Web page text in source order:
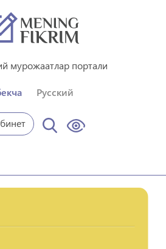
мурожаатлар портали
Русский